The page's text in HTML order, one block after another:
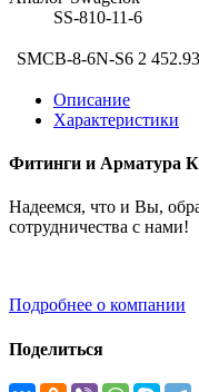
SS-810-11-6
SMCB-8-6N-S6 2
Описание
Характеристики
Фитинги и Арматура
Надеемся, что и Вы,
сотрудничества с нами!
Подробнее о компании
Поделиться